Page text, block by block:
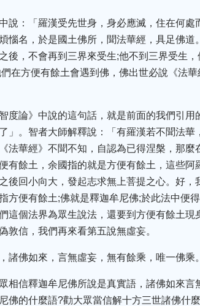
說：「羅漢受先世身，身必應滅，住在何
惱名，於是國土佛所，聞法華經，具足佛
後，不會再到三界來受生;他不到三界受生
在方便有餘土會遇到佛，佛出世必說《法
度論》中說的這句話，就是前面的我們引
」。智者大師解釋說：「有羅漢若不聞法
法華經》不聞不知，自認為已得涅槃，那
有餘土，余國指的就是方便有餘土，這些
後回小向大，發起志求無上菩提之心。好
方便有餘土;佛就是釋迦牟尼佛;於此法中便
這個法界為眾生說法，還要到方便有餘土
敦信，我們再來看第五說無虛妄。
諸佛如來，言無虛妄，無有餘乘，唯一佛乘。
相信釋迦牟尼佛所說是真實語，諸佛如來
佛的什麼語?勸大眾當信解十方三世諸佛什